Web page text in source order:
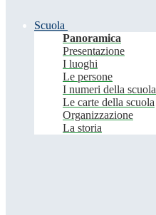
Scuola
Panoramica
Presentazione
I luoghi
Le persone
I numeri della scuola
Le carte della scuola
Organizzazione
La storia